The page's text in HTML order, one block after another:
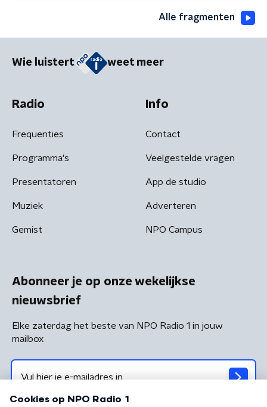
Alle fragmenten
Wie luistert weet meer
Radio
Frequenties
Programma's
Presentatoren
Muziek
Gemist
Info
Contact
Veelgestelde vragen
App de studio
Adverteren
NPO Campus
Abonneer je op onze wekelijkse
nieuwsbrief
Elke zaterdag het beste van NPO Radio 1 in jouw
mailbox